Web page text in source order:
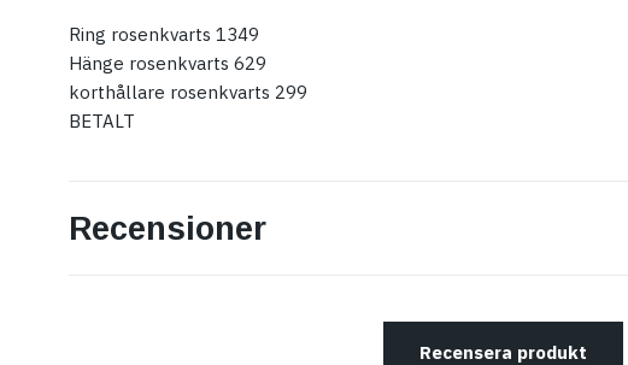
Ring rosenkvarts 1349
Hänge rosenkvarts 629
korthållare rosenkvarts 299
BETALT
Recensioner
Recensera produkt